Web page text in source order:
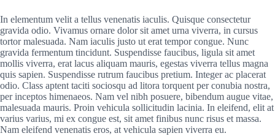
In elementum velit a tellus venenatis iaculis. Quisque consectetur
gravida odio. Vivamus ornare dolor sit amet urna viverra, in cursus
tortor malesuada. Nam iaculis justo ut erat tempor congue. Nunc
gravida fermentum tincidunt. Suspendisse faucibus, ligula sit amet
mollis viverra, erat lacus aliquam mauris, egestas viverra tellus magna
quis sapien. Suspendisse rutrum faucibus pretium. Integer ac placerat
odio. Class aptent taciti sociosqu ad litora torquent per conubia nostra,
per inceptos himenaeos. Nam vel nibh posuere, bibendum augue vitae,
malesuada mauris. Proin vehicula sollicitudin lacinia. In eleifend, elit at
varius varius, mi ex congue est, sit amet finibus nunc risus et massa.
Nam eleifend venenatis eros, at vehicula sapien viverra eu.